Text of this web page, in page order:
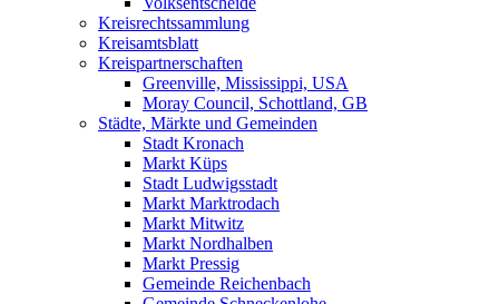
Kreisrechtssammlung
Kreisamtsblatt
Kreispartnerschaften
Greenville, Mississippi, USA
Moray Council, Schottland, GB
Städte, Märkte und Gemeinden
Stadt Kronach
Markt Küps
Stadt Ludwigsstadt
Markt Marktrodach
Markt Mitwitz
Markt Nordhalben
Markt Pressig
Gemeinde Reichenbach